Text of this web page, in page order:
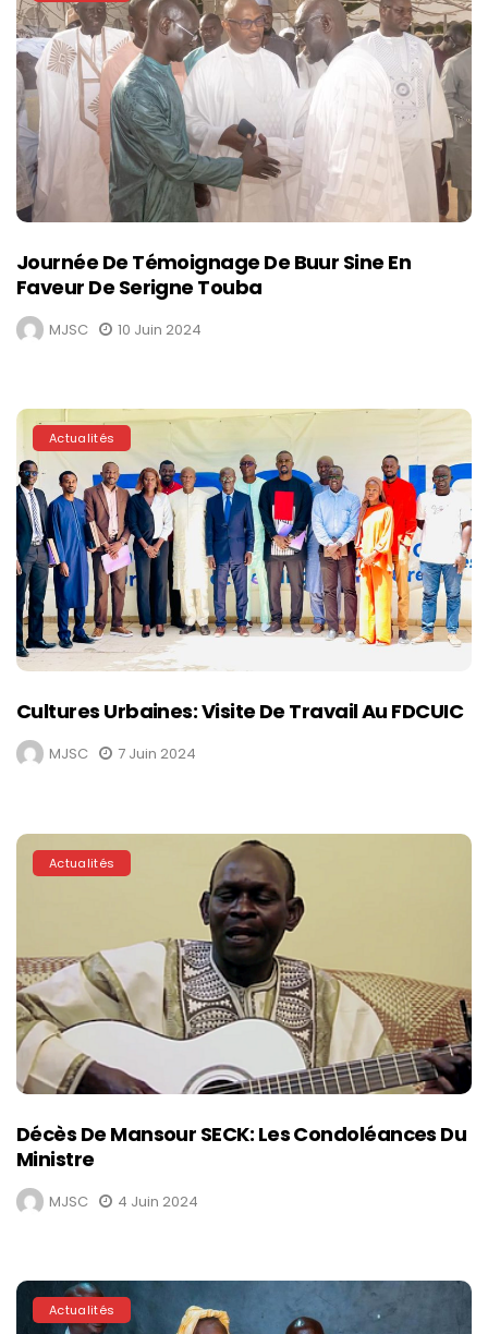
Journée De Témoignage De Buur Sine En
Faveur De Serigne Touba
MJSC 10 Juin 2024
Actualités
Cultures Urbaines: Visite De Travail Au FDCUIC
MJSC 7 Juin 2024
Actualités
Décès De Mansour SECK: Les Condoléances Du
Ministre
MJSC 4 Juin 2024
Actualités